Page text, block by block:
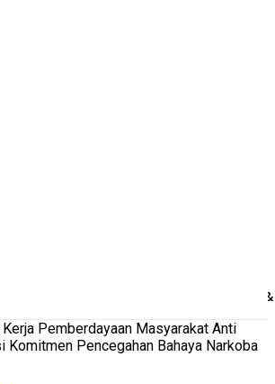
Politik
Kerja Pemberdayaan Masyarakat Anti
Komitmen Pencegahan Bahaya Narkoba